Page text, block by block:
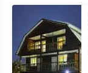
«Гостевой
Булавкиных
Телецком»
гостевой
дом